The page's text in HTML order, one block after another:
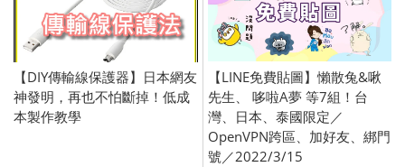
【DIY傳輸線保護器】日本網友
神發明，再也不怕斷掉！低成
本製作教學
【LINE免費貼圖】懶散兔&啾
先生、 哆啦A夢 等7組！台
灣、日本、泰國限定／
OpenVPN跨區、加好友、綁門
號／2022/3/15